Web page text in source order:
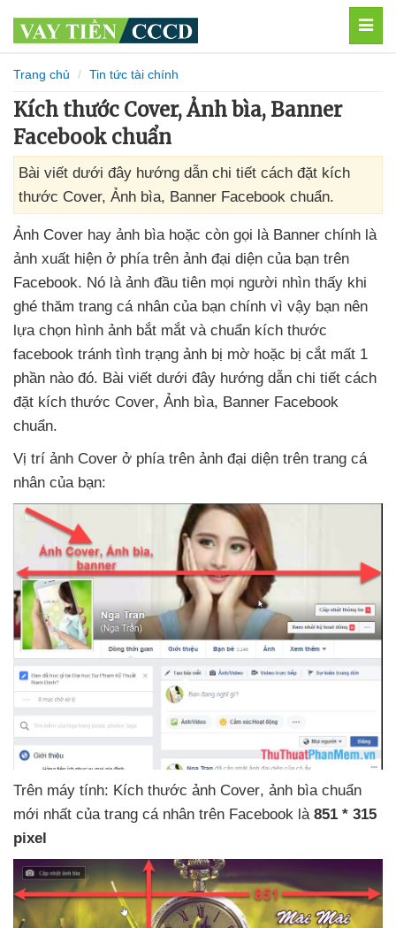
Trang chủ Tin tức tài chính
Kích thước Cover, Ảnh bìa, Banner
Facebook chuẩn
Bài viết dưới đây hướng dẫn chi tiết cách đặt kích
thước Cover, Ảnh bìa, Banner Facebook chuẩn.
Ảnh Cover hay ảnh bìa hoặc còn gọi là Banner chính là
ảnh xuất hiện ở phía trên ảnh đại diện của bạn trên
Facebook. Nó là ảnh đầu tiên mọi người nhìn thấy khi
ghé thăm trang cá nhân của bạn chính vì vậy bạn nên
lựa chọn hình ảnh bắt mắt và chuẩn kích thước
facebook tránh tình trạng ảnh bị mờ hoặc bị cắt mất 1
phần nào đó. Bài viết dưới đây hướng dẫn chi tiết cách
đặt kích thước Cover, Ảnh bìa, Banner Facebook
chuẩn.
Vị trí ảnh Cover ở phía trên ảnh đại diện trên trang cá
nhân của bạn:
Trên máy tính: Kích thước ảnh Cover, ảnh bìa chuẩn
mới nhất của trang cá nhân trên Facebook là 851 * 315
pixel